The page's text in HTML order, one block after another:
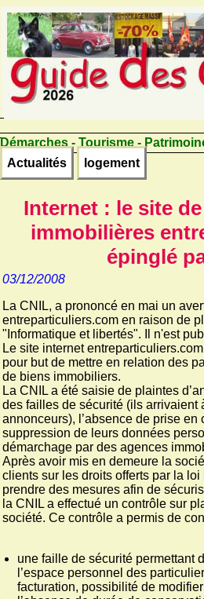
Démarches - Tourisme -
Actualités
logement
Internet : le site
immobilières
épinglé
03/12/2008
La CNIL, a prononcé en mai un
entreparticuliers.com en raison de
"Informatique et libertés". Il n'est
Le site internet
pour but de mettre en relation des
de biens immobiliers.
La CNIL a été saisie de plaintes
des failles de sécurité (ils arrivaient
annonceurs), l’absence de prise
suppression de leurs données
démarchage par des agences
Après avoir mis en demeure la
clients sur les droits offerts par la
prendre des mesures afin de
la CNIL a effectué un contrôle sur
société. Ce contrôle a permis de
une faille de sécurité permettant
l’espace personnel des
facturation, possibilité de